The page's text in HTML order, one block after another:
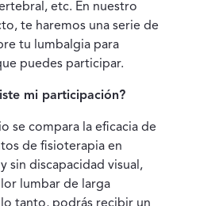
etc. En nuestro
te haremos una serie de
tu lumbalgia para
puedes participar.
mi participación?
se compara la eficacia de
de fisioterapia en
sin discapacidad visual,
lumbar de larga